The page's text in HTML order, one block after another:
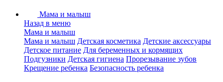
Мама и малыш
Назад в меню
Мама и малыш
Мама и малыш Детская косметика Детские аксессуары
Детское питание Для беременных и кормящих
Подгузники Детская гигиена Прорезывание зубов
Крещение ребенка Безопасность ребенка